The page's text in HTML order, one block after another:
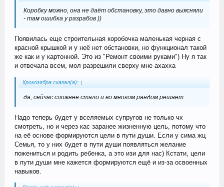
Коробку можно, она не даёт обстановку, это давно выясняли
- там ошибка у разрабов ))
Появилась еще строительная коробочка маленькая черная с
красной крышкой и у неё нет обстановки, но функционал такой
же как и у картонной. Это из "Ремонт своими руками") Ну я так
и отвечала всем, мол разрешили сверху мне ахахха
Крокозябра сказал(а): ↑
да, сейчас сложнее стало и во многом рандом решает
Надо теперь будет у вселяемых супругов не только чх
смотреть, но и через кас заранее жизненную цель, потому что
на её основе формируются цели в пути души. Если у сима жц
Семья, то у них будет в пути души появляться желание
пожениться и родить ребенка, а это изи для нас) Кстати, цели
в пути души мне кажется формируются ещё и из-за освоенных
навыков.